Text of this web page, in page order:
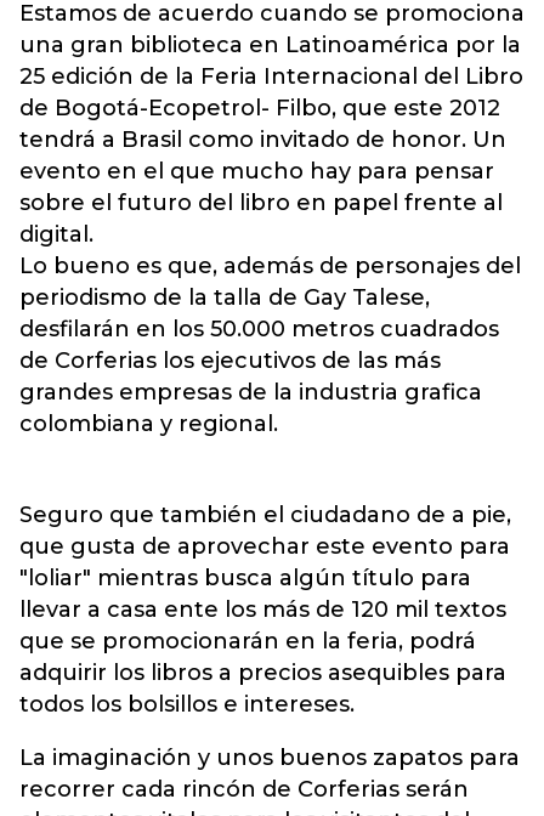
Estamos de acuerdo cuando se promociona
una gran biblioteca en Latinoamérica por la
25 edición de la Feria Internacional del Libro
de Bogotá-Ecopetrol- Filbo, que este 2012
tendrá a Brasil como invitado de honor. Un
evento en el que mucho hay para pensar
sobre el futuro del libro en papel frente al
digital.
Lo bueno es que, además de personajes del
periodismo de la talla de Gay Talese,
desfilarán en los 50.000 metros cuadrados
de Corferias los ejecutivos de las más
grandes empresas de la industria grafica
colombiana y regional.
Seguro que también el ciudadano de a pie,
que gusta de aprovechar este evento para
"loliar" mientras busca algún título para
llevar a casa ente los más de 120 mil textos
que se promocionarán en la feria, podrá
adquirir los libros a precios asequibles para
todos los bolsillos e intereses.
La imaginación y unos buenos zapatos para
recorrer cada rincón de Corferias serán